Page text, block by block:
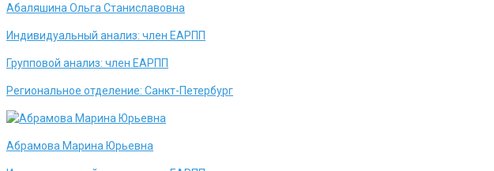
Абаляшина Ольга Станиславовна
Индивидуальный анализ: член ЕАРПП
Групповой анализ: член ЕАРПП
Региональное отделение: Санкт-Петербург
Абрамова Марина Юрьевна